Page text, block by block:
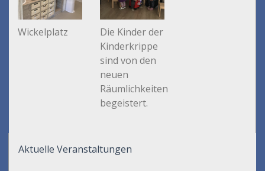
Wickelplatz
Die Kinder der
Kinderkrippe
sind von den
neuen
Räumlichkeiten
begeistert.
Aktuelle Veranstaltungen